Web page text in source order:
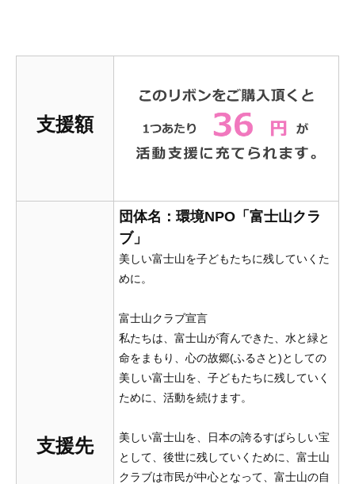
支援額
支援先
団体名：環境NPO「富士山クラ
ブ」
美しい富士山を子どもたちに残していくた
めに。
富士山クラブ宣言
私たちは、富士山が育んできた、水と緑と
命をまもり、心の故郷(ふるさと)としての
美しい富士山を、子どもたちに残していく
ために、活動を続けます。
美しい富士山を、日本の誇るすばらしい宝
として、後世に残していくために、富士山
クラブは市民が中心となって、富士山の自